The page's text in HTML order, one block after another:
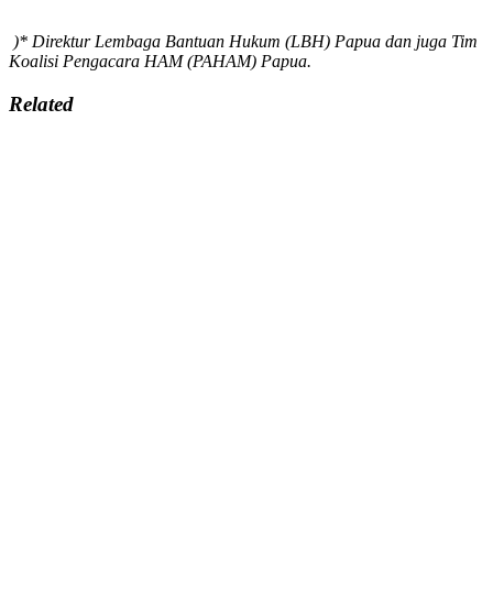
)* Direktur Lembaga Bantuan Hukum (LBH) Papua dan juga Tim
Koalisi Pengacara HAM (PAHAM) Papua.
Related